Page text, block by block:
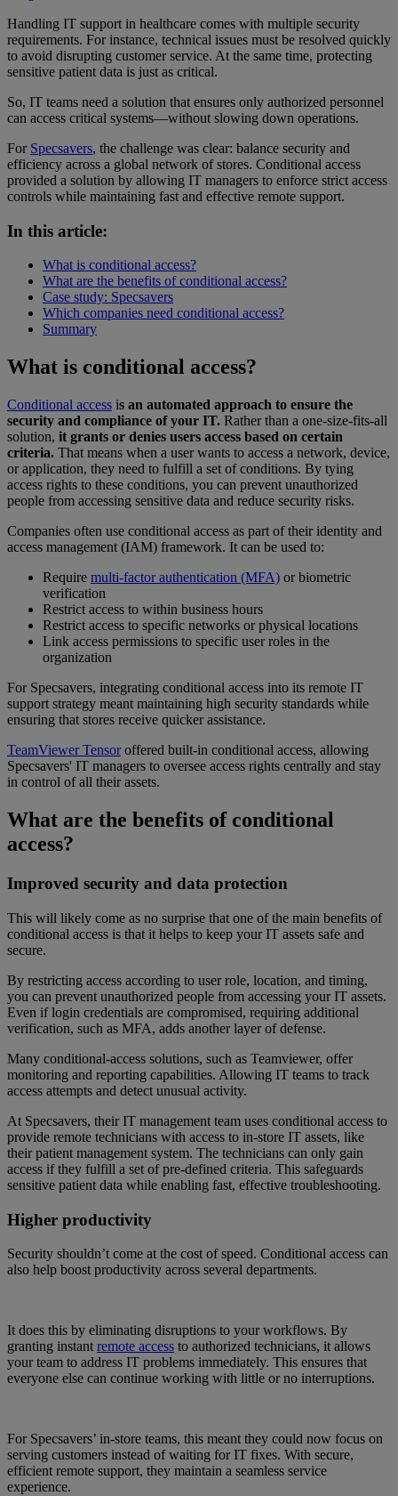
Handling IT support in healthcare comes with multiple security
requirements. For instance, technical issues must be resolved quickly
to avoid disrupting customer service. At the same time, protecting
sensitive patient data is just as critical.
So, IT teams need a solution that ensures only authorized personnel
can access critical systems—without slowing down operations.
For Specsavers, the challenge was clear: balance security and
efficiency across a global network of stores. Conditional access
provided a solution by allowing IT managers to enforce strict access
controls while maintaining fast and effective remote support.
In this article:
What is conditional access?
What are the benefits of conditional access?
Case study: Specsavers
Which companies need conditional access?
Summary
What is conditional access?
Conditional access is an automated approach to ensure the
security and compliance of your IT. Rather than a one-size-fits-all
solution, it grants or denies users access based on certain
criteria. That means when a user wants to access a network, device,
or application, they need to fulfill a set of conditions. By tying
access rights to these conditions, you can prevent unauthorized
people from accessing sensitive data and reduce security risks.
Companies often use conditional access as part of their identity and
access management (IAM) framework. It can be used to:
Require multi-factor authentication (MFA) or biometric
verification
Restrict access to within business hours
Restrict access to specific networks or physical locations
Link access permissions to specific user roles in the
organization
For Specsavers, integrating conditional access into its remote IT
support strategy meant maintaining high security standards while
ensuring that stores receive quicker assistance.
TeamViewer Tensoroffered built-in conditional access, allowing
Specsavers' IT managers to oversee access rights centrally and stay
in control of all their assets.
What are the benefits of conditional
access?
Improved security and data protection
This will likely come as no surprise that one of the main benefits of
conditional access is that it helps to keep your IT assets safe and
secure.
By restricting access according to user role, location, and timing,
you can prevent unauthorized people from accessing your IT assets.
Even if login credentials are compromised, requiring additional
verification, such as MFA, adds another layer of defense.
Many conditional-access solutions, such as Teamviewer, offer
monitoring and reporting capabilities. Allowing IT teams to track
access attempts and detect unusual activity.
At Specsavers, their IT management team uses conditional access to
provide remote technicians with access to in-store IT assets, like
their patient management system. The technicians can only gain
access if they fulfill a set of pre-defined criteria. This safeguards
sensitive patient data while enabling fast, effective troubleshooting.
Higher productivity
Security shouldn’t come at the cost of speed. Conditional access can
also help boost productivity across several departments.
It does this by eliminating disruptions to your workflows. By
granting instant remote access to authorized technicians, it allows
your team to address IT problems immediately. This ensures that
everyone else can continue working with little or no interruptions.
For Specsavers’ in-store teams, this meant they could now focus on
serving customers instead of waiting for IT fixes. With secure,
efficient remote support, they maintain a seamless service
experience.